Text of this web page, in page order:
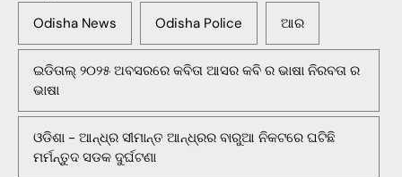
Odisha News Odisha Police ଆର
ଇଡିତାଲ୍ ୨୦୨୫ ଅବସରରେ କବିତା ଆସର କବି ର ଭାଷା ନିରବତା ର
ଭାଷା
ଓଡିଶା - ଆନ୍ଧ୍ର ସୀମାନ୍ତ ଆନ୍ଧ୍ରର ବାରୁଆ ନିକଟରେ ଘଟିଛି
ମର୍ମନ୍ତୁଦ ସଡକ ଦୁର୍ଘଟଣା